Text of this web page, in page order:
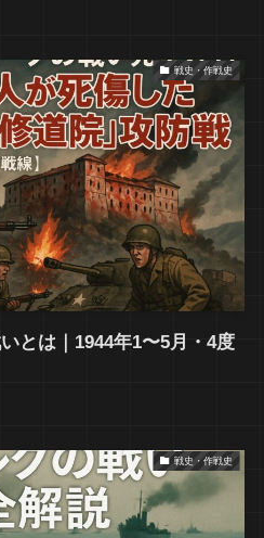
戦史・作戦史
とは｜1944年1〜5月・4度
戦史・作戦史